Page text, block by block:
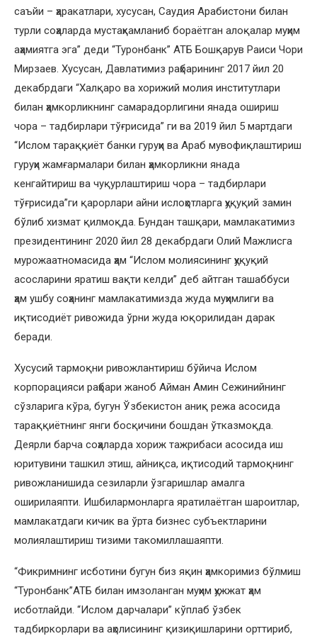
саъйи – ҳаракатлари, хусусан, Саудия Арабистони билан
турли соҳаларда мустаҳкамланиб бораётган алоқалар муҳим
аҳамиятга эга” деди “Туронбанк” АТБ Бошқарув Раиси Чори
Мирзаев. Хусусан, Давлатимиз раҳбарининг 2017 йил 20
декабрдаги “Халқаро ва хорижий молия институтлари
билан ҳамкорликнинг самарадорлигини янада ошириш
чора – тадбирлари тўғрисида” ги ва 2019 йил 5 мартдаги
“Ислом тараққиёт банки гуруҳи ва Араб мувофиқлаштириш
гуруҳи жамғармалари билан ҳамкорликни янада
кенгайтириш ва чуқурлаштириш чора – тадбирлари
тўғрисида”ги қарорлари айни ислоҳотларга ҳуқуқий замин
бўлиб хизмат қилмоқда. Бундан ташқари, мамлакатимиз
президентининг 2020 йил 28 декабрдаги Олий Мажлисга
мурожаатномасида ҳам “Ислом молиясининг ҳуқуқий
асосларини яратиш вақти келди” деб айтган ташаббуси
ҳам ушбу соҳанинг мамлакатимизда жуда муҳимлиги ва
иқтисодиёт ривожида ўрни жуда юқорилидан дарак
беради.
Хусусий тармоқни ривожлантириш бўйича Ислом
корпорацияси раҳбари жаноб Айман Амин Сежинийнинг
сўзларига кўра, бугун Ўзбекистон аниқ режа асосида
тараққиётнинг янги босқичини бошдан ўтказмоқда.
Деярли барча соҳаларда хориж тажрибаси асосида иш
юритувини ташкил этиш, айниқса, иқтисодий тармоқнинг
ривожланишида сезиларли ўзгаришлар амалга
оширилаяпти. Ишбилармонларга яратилаётган шароитлар,
мамлакатдаги кичик ва ўрта бизнес субъектларини
молиялаштириш тизими такомиллашаяпти.
“Фикримнинг исботини бугун биз яқин ҳамкоримиз бўлмиш
“Туронбанк”АТБ билан имзоланган муҳим ҳужжат ҳам
исботлайди. “Ислом дарчалари” кўплаб ўзбек
тадбиркорлари ва аҳолисининг қизиқишларини орттириб,